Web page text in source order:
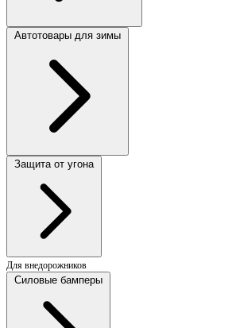
Автотовары для зимы
Защита от угона
Для внедорожников
Силовые бамперы